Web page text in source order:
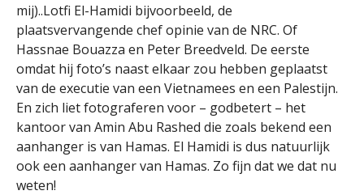
mij)..Lotfi El-Hamidi bijvoorbeeld, de
plaatsvervangende chef opinie van de NRC. Of
Hassnae Bouazza en Peter Breedveld. De eerste
omdat hij foto’s naast elkaar zou hebben geplaatst
van de executie van een Vietnamees en een Palestijn.
En zich liet fotograferen voor – godbetert – het
kantoor van Amin Abu Rashed die zoals bekend een
aanhanger is van Hamas. El Hamidi is dus natuurlijk
ook een aanhanger van Hamas. Zo fijn dat we dat nu
weten!